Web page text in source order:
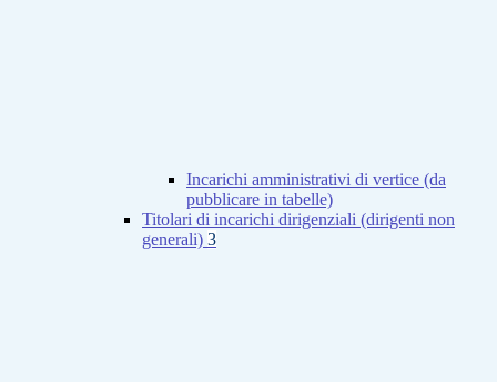
Incarichi amministrativi di vertice (da
pubblicare in tabelle)
Titolari di incarichi dirigenziali (dirigenti non
generali) 3